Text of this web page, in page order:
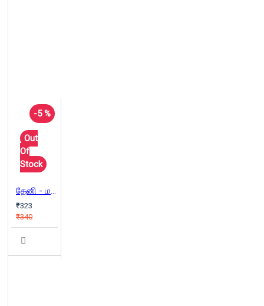
-5 %
Out
Of
Stock
தேனி - மகரந்தக் கருவூலம் தேடி
₹323
₹340